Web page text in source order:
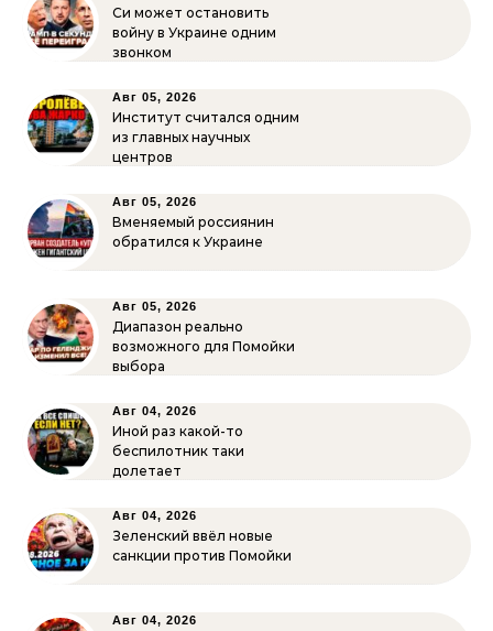
Си может остановить
войну в Украине одним
звонком
Авг 05, 2026
Институт считался одним
из главных научных
центров
Авг 05, 2026
Вменяемый россиянин
обратился к Украине
Авг 05, 2026
Диапазон реально
возможного для Помойки
выбора
Авг 04, 2026
Иной раз какой-то
беспилотник таки
долетает
Авг 04, 2026
Зеленский ввёл новые
санкции против Помойки
Авг 04, 2026